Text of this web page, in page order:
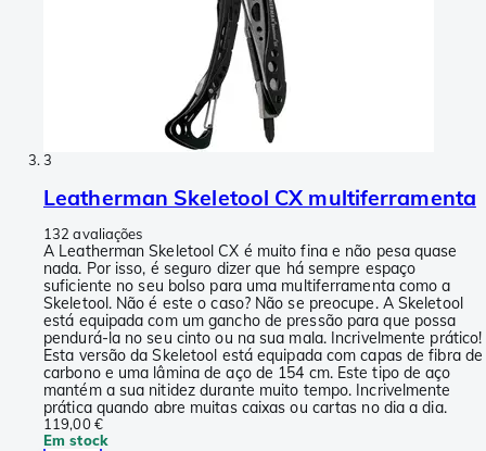
3
Leatherman Skeletool CX multiferramenta
132 avaliações
A Leatherman Skeletool CX é muito fina e não pesa quase
nada. Por isso, é seguro dizer que há sempre espaço
suficiente no seu bolso para uma multiferramenta como a
Skeletool. Não é este o caso? Não se preocupe. A Skeletool
está equipada com um gancho de pressão para que possa
pendurá-la no seu cinto ou na sua mala. Incrivelmente prático!
Esta versão da Skeletool está equipada com capas de fibra de
carbono e uma lâmina de aço de 154 cm. Este tipo de aço
mantém a sua nitidez durante muito tempo. Incrivelmente
prática quando abre muitas caixas ou cartas no dia a dia.
119,00 €
Em stock